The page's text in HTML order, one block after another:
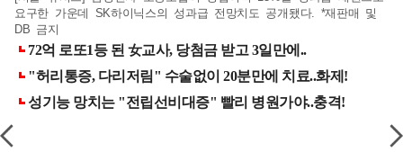
요구한 가운데 SK하이닉스의 성과급 전망치도 공개됐다. *재판매 및
DB 금지